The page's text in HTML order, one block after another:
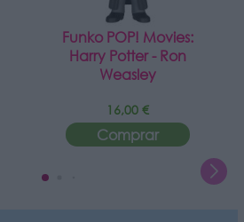
Funko POP! Movies:
Harry Potter - Ron
Weasley
16,00 €
Comprar